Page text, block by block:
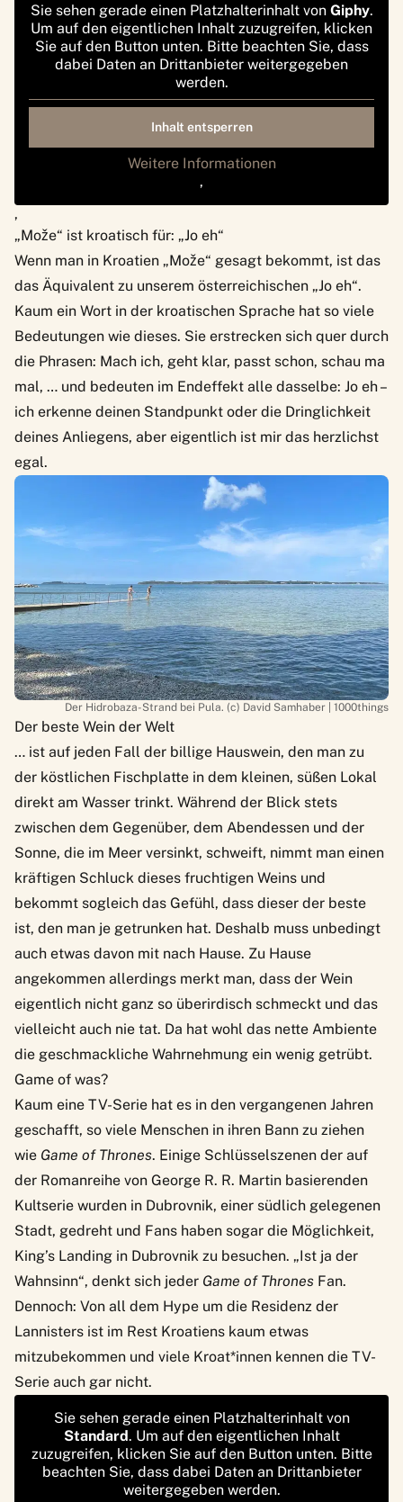
Sie sehen gerade einen Platzhalterinhalt von Giphy.
Um auf den eigentlichen Inhalt zuzugreifen, klicken
Sie auf den Button unten. Bitte beachten Sie, dass
dabei Daten an Drittanbieter weitergegeben
werden.
Inhalt entsperren
Weitere Informationen
‚
‚
„Može“ ist kroatisch für: „Jo eh“
Wenn man in Kroatien „Može“ gesagt bekommt, ist das
das Äquivalent zu unserem österreichischen „Jo eh“.
Kaum ein Wort in der kroatischen Sprache hat so viele
Bedeutungen wie dieses. Sie erstrecken sich quer durch
die Phrasen: Mach ich, geht klar, passt schon, schau ma
mal, … und bedeuten im Endeffekt alle dasselbe: Jo eh –
ich erkenne deinen Standpunkt oder die Dringlichkeit
deines Anliegens, aber eigentlich ist mir das herzlichst
egal.
Der Hidrobaza-Strand bei Pula. (c) David Samhaber | 1000things
Der beste Wein der Welt
… ist auf jeden Fall der billige Hauswein, den man zu
der köstlichen Fischplatte in dem kleinen, süßen Lokal
direkt am Wasser trinkt. Während der Blick stets
zwischen dem Gegenüber, dem Abendessen und der
Sonne, die im Meer versinkt, schweift, nimmt man einen
kräftigen Schluck dieses fruchtigen Weins und
bekommt sogleich das Gefühl, dass dieser der beste
ist, den man je getrunken hat. Deshalb muss unbedingt
auch etwas davon mit nach Hause. Zu Hause
angekommen allerdings merkt man, dass der Wein
eigentlich nicht ganz so überirdisch schmeckt und das
vielleicht auch nie tat. Da hat wohl das nette Ambiente
die geschmackliche Wahrnehmung ein wenig getrübt.
Game of was?
Kaum eine TV-Serie hat es in den vergangenen Jahren
geschafft, so viele Menschen in ihren Bann zu ziehen
wie Game of Thrones. Einige Schlüsselszenen der auf
der Romanreihe von George R. R. Martin basierenden
Kultserie wurden in Dubrovnik, einer südlich gelegenen
Stadt, gedreht und Fans haben sogar die Möglichkeit,
King’s Landing in Dubrovnik zu besuchen. „Ist ja der
Wahnsinn“, denkt sich jeder Game of Thrones Fan.
Dennoch: Von all dem Hype um die Residenz der
Lannisters ist im Rest Kroatiens kaum etwas
mitzubekommen und viele Kroat*innen kennen die TV-
Serie auch gar nicht.
Sie sehen gerade einen Platzhalterinhalt von
Standard. Um auf den eigentlichen Inhalt
zuzugreifen, klicken Sie auf den Button unten. Bitte
beachten Sie, dass dabei Daten an Drittanbieter
weitergegeben werden.